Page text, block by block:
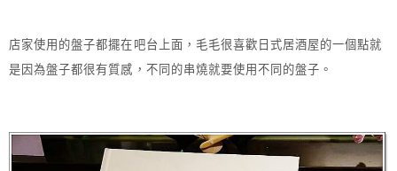
店家使用的盤子都擺在吧台上面，毛毛很喜歡日式居酒屋的一個點就
是因為盤子都很有質感，不同的串燒就要使用不同的盤子。